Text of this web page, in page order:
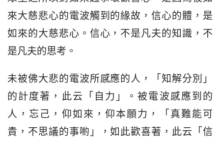
來大慈悲心的電波觸到的緣故，信心的體，是
如來的大慈悲心。信心，不是凡夫的知識，不
是凡夫的思考。
未被佛大悲的電波所感應的人，「知解分別」
的計度著，此云「自力」。被電波感應到的
人，忘己，仰如來，仰本願力，「真難能可
貴，不思議的事喲」，如此歡喜著，此云「信